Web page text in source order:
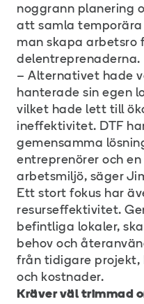
noggrann planering
att samla temporära
man skapa arbetsro
delentreprenaderna.
– Alternativet hade
hanterade sin egen
vilket hade lett till
ineffektivitet. DTF
gemensamma
entreprenörer och
arbetsmiljö, säger
Ett stort fokus har
resurseffektivitet.
befintliga lokaler,
behov och
från tidigare projekt,
och kostnader.
Kräver väl trimmad